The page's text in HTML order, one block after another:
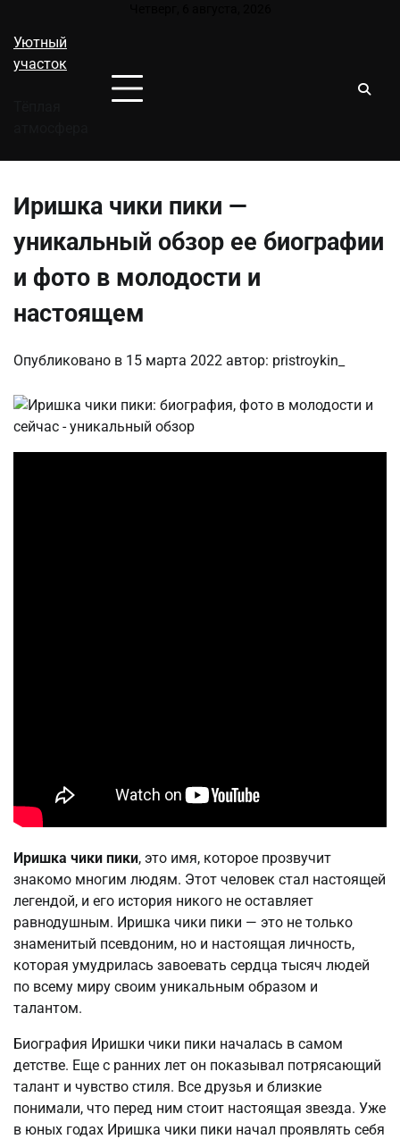
содержимому
Уютный
участок
Иришка чики пики —
уникальный обзор ее биографии
и фото в молодости и
настоящем
Опубликовано в 15 марта 2022 автор: pristroykin_
Иришка чики пики, это имя, которое прозвучит
знакомо многим людям. Этот человек стал настоящей
легендой, и его история никого не оставляет
равнодушным. Иришка чики пики — это не только
знаменитый псевдоним, но и настоящая личность,
которая умудрилась завоевать сердца тысяч людей
по всему миру своим уникальным образом и
талантом.
Биография Иришки чики пики началась в самом
детстве. Еще с ранних лет он показывал потрясающий
талант и чувство стиля. Все друзья и близкие
понимали, что перед ним стоит настоящая звезда. Уже
в юных годах Иришка чики пики начал проявлять себя